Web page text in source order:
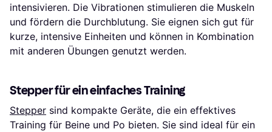
intensivieren. Die Vibrationen stimulieren die Muskeln
und fördern die Durchblutung. Sie eignen sich gut für
kurze, intensive Einheiten und können in Kombination
mit anderen Übungen genutzt werden.
Stepper für ein einfaches Training
Stepper sind kompakte Geräte, die ein effektives
Training für Beine und Po bieten. Sie sind ideal für ein